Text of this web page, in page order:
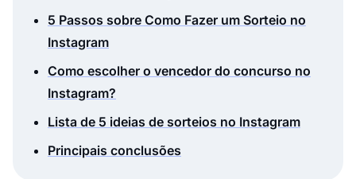
5 Passos sobre Como Fazer um Sorteio no
Instagram
Como escolher o vencedor do concurso no
Instagram?
Lista de 5 ideias de sorteios no Instagram
Principais conclusões